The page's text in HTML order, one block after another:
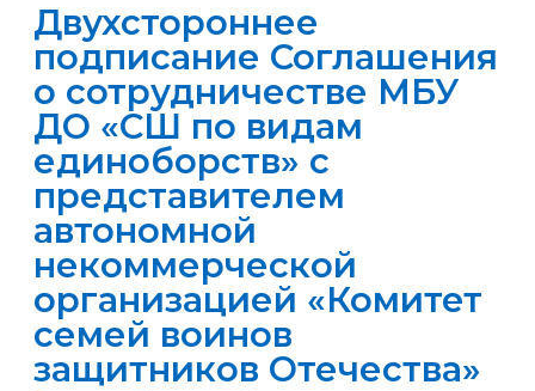
Двухстороннее
подписание Соглашения
о сотрудничестве МБУ
ДО «СШ по видам
единоборств» с
представителем
автономной
некоммерческой
организацией «Комитет
семей воинов
защитников Отечества»